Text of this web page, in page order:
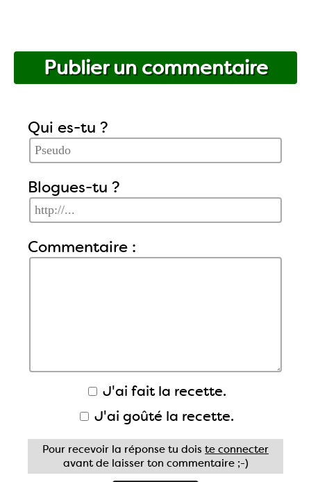
Publier un commentaire
Qui es-tu ?
Blogues-tu ?
Commentaire :
J'ai fait la recette.
J'ai goûté la recette.
Pour recevoir la réponse tu dois te connecter
avant de laisser ton commentaire ;-)